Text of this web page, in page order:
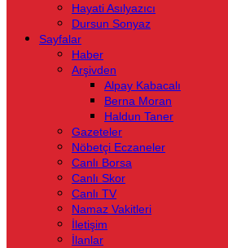
Hayati Asılyazıcı
Dursun Sonyaz
Sayfalar
Haber
Arşivden
Alpay Kabacalı
Berna Moran
Haldun Taner
Gazeteler
Nöbetçi Eczaneler
Canlı Borsa
Canlı Skor
Canlı TV
Namaz Vakitleri
İletişim
İlanlar